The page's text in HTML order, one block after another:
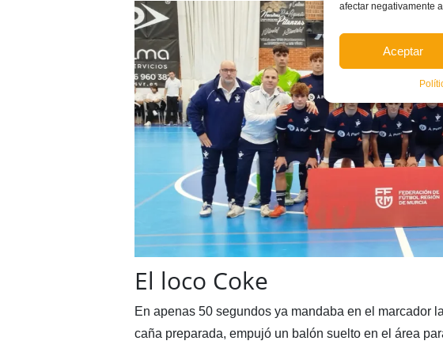
afectar negativamente
Aceptar
El loco Coke
En apenas 50 segundos ya mandaba en el marcador
caña preparada, empujó un balón suelto en el área